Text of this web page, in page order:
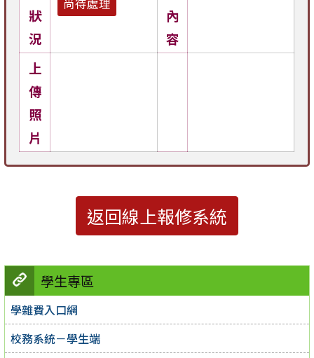
學生專區
學雜費入口網
校務系統－學生端
狀
況
尚待處理
內
容
上
傳
照
片
返回線上報修系統